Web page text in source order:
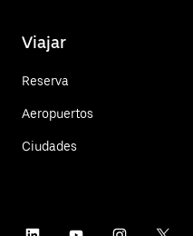
Viajar
Reserva
Aeropuertos
Ciudades